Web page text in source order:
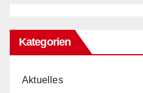
Kategorien
Aktuelles